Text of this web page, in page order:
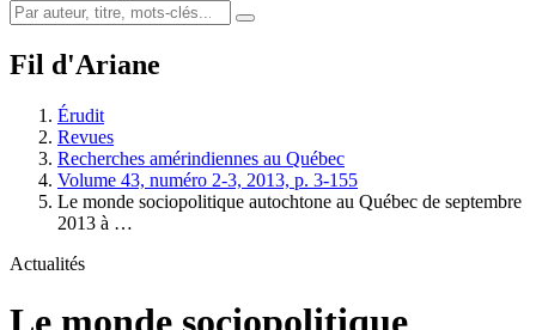
Fil d'Ariane
Érudit
Revues
Recherches amérindiennes au Québec
Volume 43, numéro 2-3, 2013, p. 3-155
Le monde sociopolitique autochtone au Québec de septembre
2013 à …
Actualités